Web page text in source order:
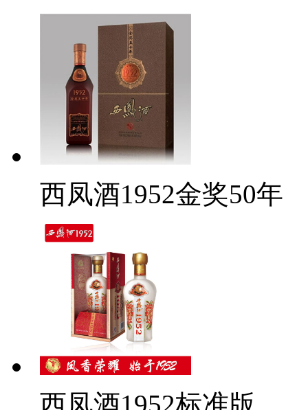
西凤酒1952金奖50年
西凤酒1952标准版